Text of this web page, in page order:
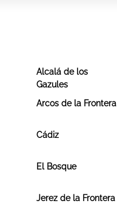
Alcalá de los
Gazules
Arcos de la Frontera
Cádiz
El Bosque
Jerez de la Frontera